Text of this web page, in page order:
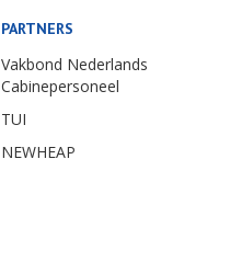
PARTNERS
Vakbond Nederlands
Cabinepersoneel
TUI
NEWHEAP